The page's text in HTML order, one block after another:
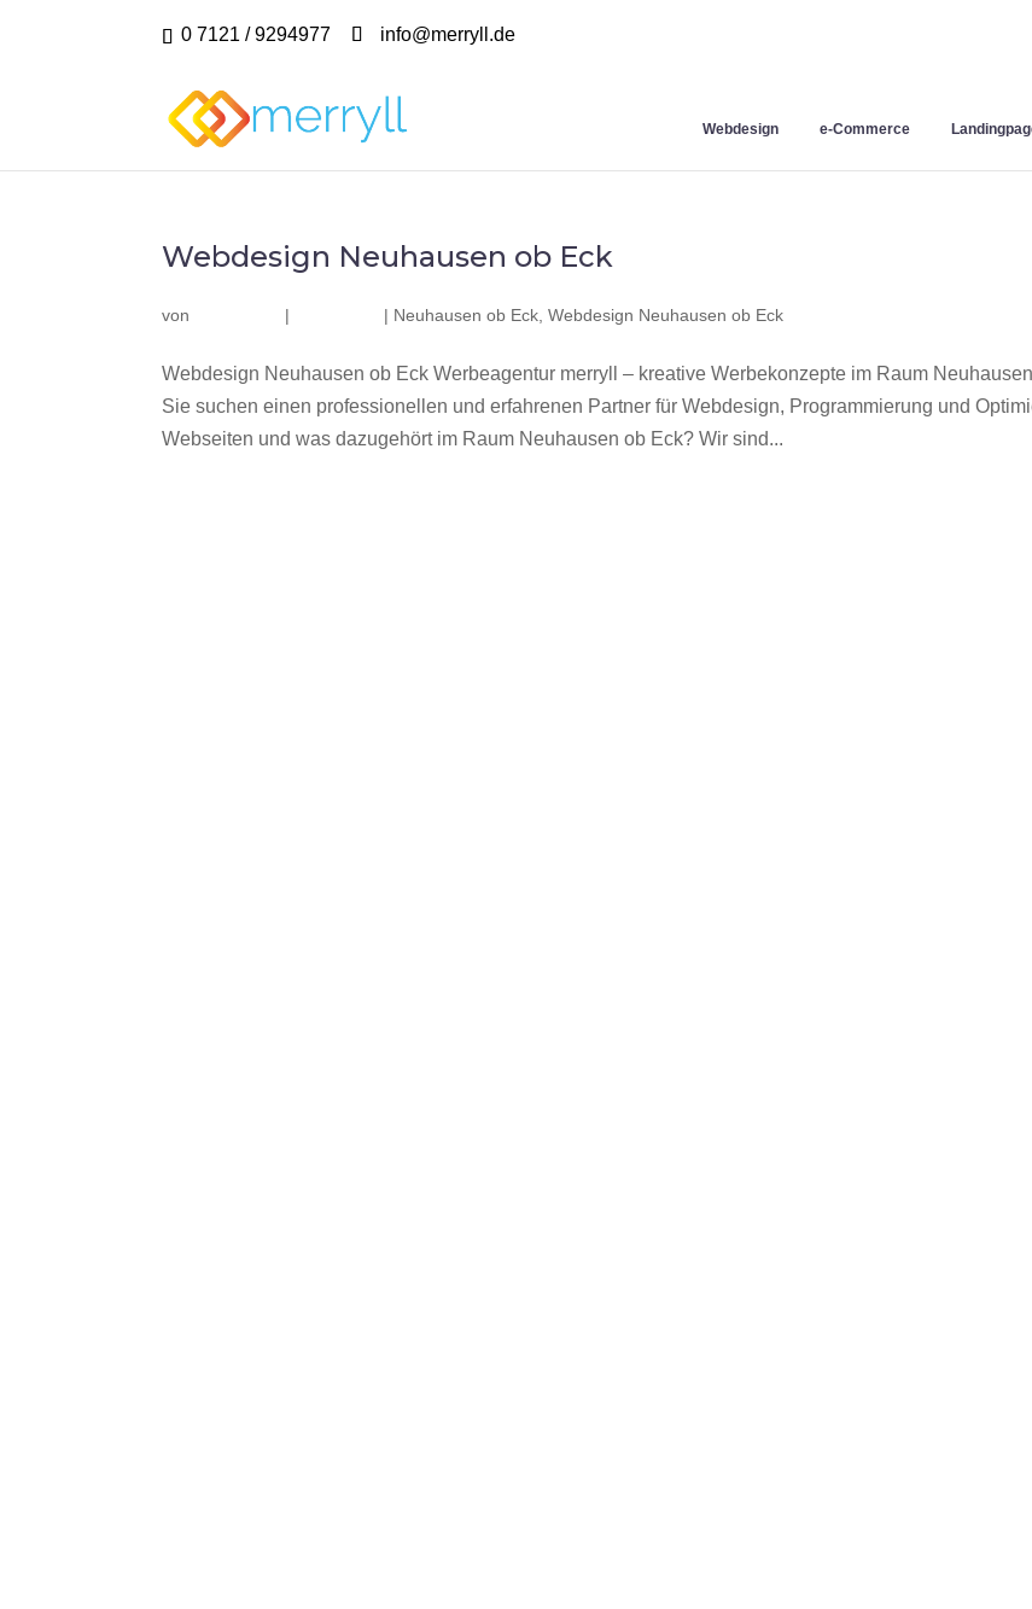
0 7121 / 9294977 info@merryll.de
Webdesign e-Commerce
Webdesign Neuhausen ob Eck
von | | Neuhausen ob Eck ,Webdesign Neuhausen ob Eck
Webdesign Neuhausen ob Eck Werbeagentur merryll – kreative Werbekonzepte im Raum
Sie suchen einen professionellen und erfahrenen Partner für Webdesign, Programmierung und
Webseiten und was dazugehört im Raum Neuhausen ob Eck? Wir sind...